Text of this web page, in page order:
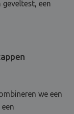
een
we een